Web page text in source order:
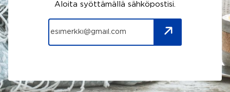
Aloita syöttämällä sähköpostisi.